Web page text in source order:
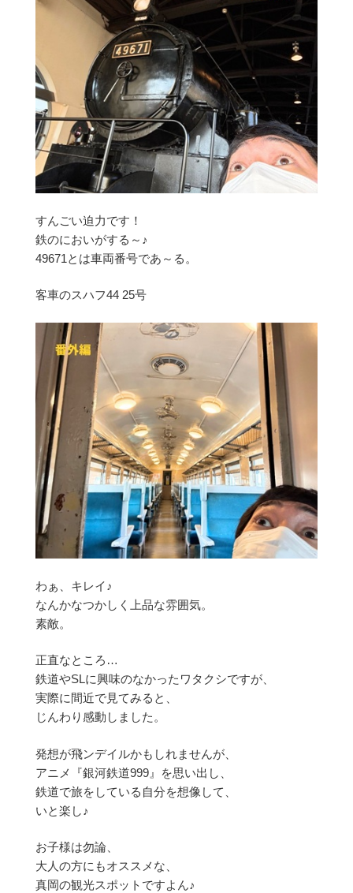
すんごい迫力です！
鉄のにおいがする～♪
49671とは車両番号であ～る。
客車のスハフ44 25号
わぁ、キレイ♪
なんかなつかしく上品な雰囲気。
素敵。
正直なところ…
鉄道やSLに興味のなかったワタクシですが、
実際に間近で見てみると、
じんわり感動しました。
発想が飛ンデイルかもしれませんが、
アニメ『銀河鉄道999』を思い出し、
鉄道で旅をしている自分を想像して、
いと楽し♪
お子様は勿論、
大人の方にもオススメな、
真岡の観光スポットですよん♪